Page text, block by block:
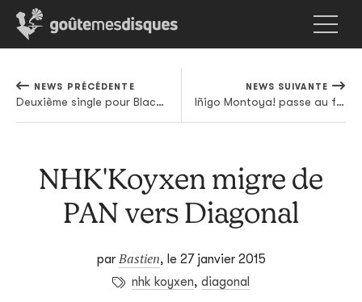
NEWS PRÉCÉDENTE
Deuxième single pour Black Yaya
NEWS SUIVANTE
Iñigo Montoya! passe au français avec Nuit Blanche
NHK'Koyxen migre de
PAN vers Diagonal
parBastien, le 27 janvier 2015
nhk koyxen, diagonal